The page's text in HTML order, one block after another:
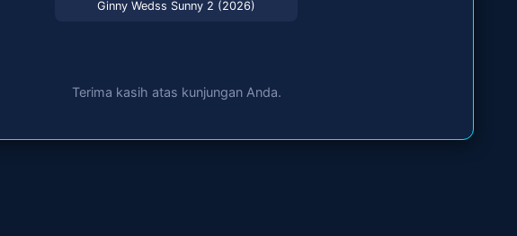
Ginny Wedss Sunny 2 (2026)
Terima kasih atas kunjungan Anda.